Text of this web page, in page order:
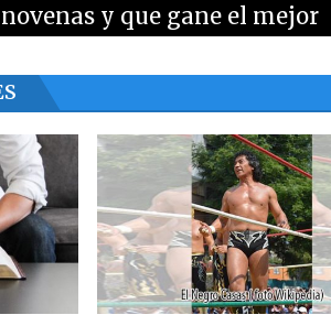
y que gane el mejor